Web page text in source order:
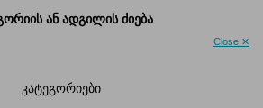
Close ✕
ან ადგილის ძიება
კატეგორიები